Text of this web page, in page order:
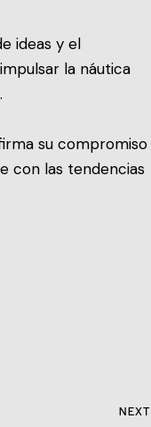
ideas y el
la náutica
su compromiso
con las tendencias
NEXT